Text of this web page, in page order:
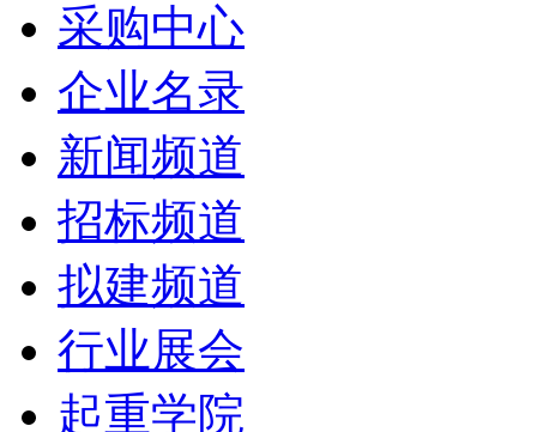
采购中心
企业名录
新闻频道
招标频道
拟建频道
行业展会
起重学院